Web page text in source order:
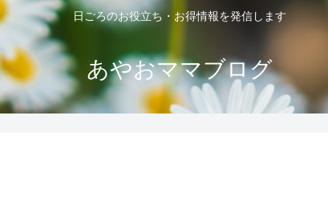
日ごろのお役立ち・お得情報を発信します
あやおママブログ